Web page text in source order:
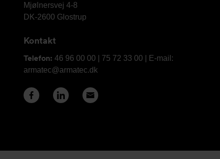
Armatec
A/S
Mjølnersvej 4-8
DK-2600 Glostrup
Kontakt
Telefon: 46 96 00 00 | 75 72 33 00 | E-mail:
armatec@armatec.dk